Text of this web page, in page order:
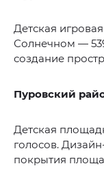
Детская
Солнечном —
создание
Пуровский
Детская
голосов.
покрытия